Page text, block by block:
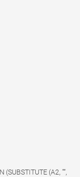
(A2, ”“,